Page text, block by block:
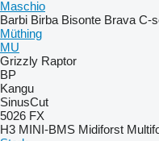
Maschio
Barbi Birba Bisonte Brava C-
Müthing
MU
Grizzly Raptor
BP
Kangu
SinusCut
5026 FX
H3 MINI-BMS Midiforst